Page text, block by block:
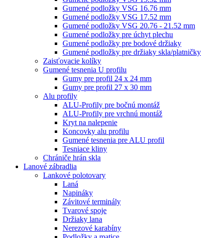
Gumené podložky VSG 16.76 mm
Gumené podložky VSG 17.52 mm
Gumené podložky VSG 20.76 - 21.52 mm
Gumené podložky pre úchyt plechu
Gumené podložky pre bodové držiaky
Gumené podložky pre držiaky skla/platničky
Zaisťovacie kolíky
Gumené tesnenia U profilu
Gumy pre profil 24 x 24 mm
Gumy pre profil 27 x 30 mm
Alu profily
ALU-Profily pre bočnú montáž
ALU-Profily pre vrchnú montáž
Kryt na nalepenie
Koncovky alu profilu
Gumené tesnenia pre ALU profil
Tesniace kliny
Chrániče hrán skla
Lanové zábradlia
Lankové polotovary
Laná
Napináky
Závitové terminály
Tvarové spoje
Držiaky lana
Nerezové karabíny